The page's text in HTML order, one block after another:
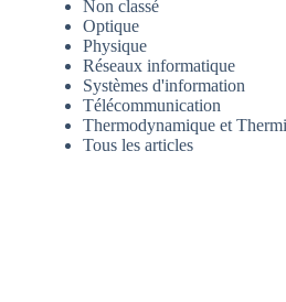
Non classé
Optique
Physique
Réseaux informatique
Systèmes d'information
Télécommunication
Thermodynamique et
Tous les articles